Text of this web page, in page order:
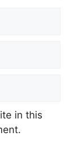
in this